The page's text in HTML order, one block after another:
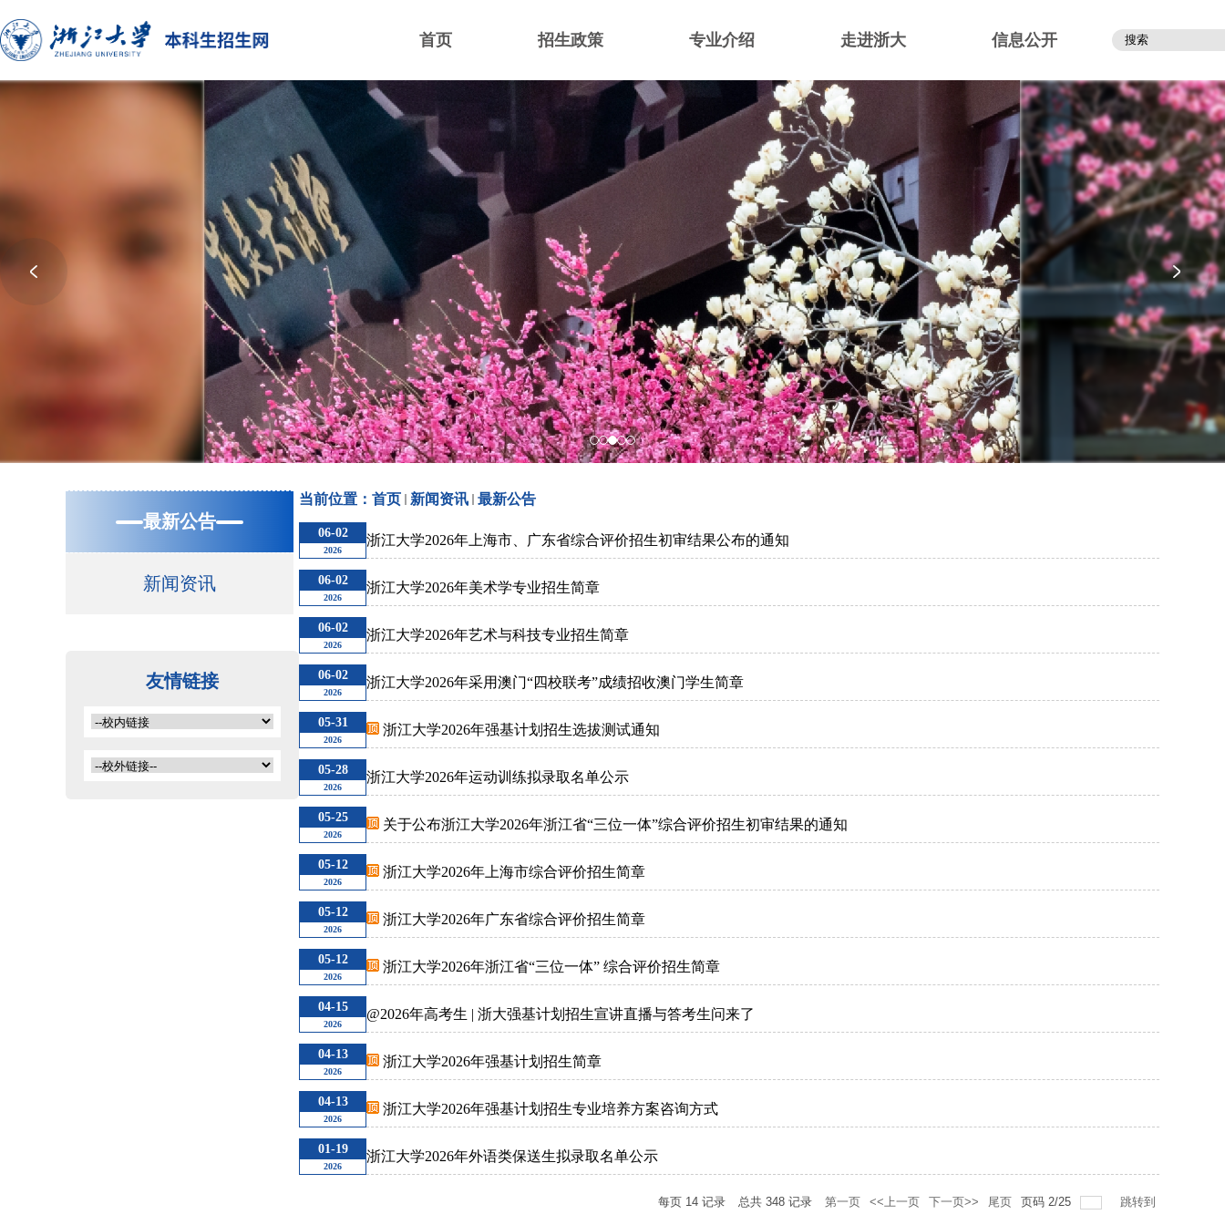
首页 招生政策 专业介绍 走进浙大 信息公开
最新公告
新闻资讯
友情链接
当前位置： 首页 新闻资讯 最新公告
06-02
2026
浙江大学2026年上海市、广东省综合评价招生初审结果公布的通知
06-02
2026
浙江大学2026年美术学专业招生简章
06-02
2026
浙江大学2026年艺术与科技专业招生简章
06-02
2026
​浙江大学2026年采用澳门“四校联考”成绩招收澳门学生简章
05-31
2026
浙江大学2026年强基计划招生选拔测试通知
05-28
2026
浙江大学2026年运动训练拟录取名单公示
05-25
2026
关于公布浙江大学2026年浙江省“三位一体”综合评价招生初审结果的通知
05-12
2026
浙江大学2026年上海市综合评价招生简章
05-12
2026
浙江大学2026年广东省综合评价招生简章
05-12
2026
浙江大学2026年浙江省“三位一体” 综合评价招生简章
04-15
2026
@2026年高考生 | 浙大强基计划招生宣讲直播与答考生问来了
04-13
2026
浙江大学2026年强基计划招生简章
04-13
2026
浙江大学2026年强基计划招生专业培养方案咨询方式
01-19
2026
浙江大学2026年外语类保送生拟录取名单公示
每页 14 记录 总共 348 记录 第一页 <<上一页 下一页>> 尾页 页码 2/25 跳转到